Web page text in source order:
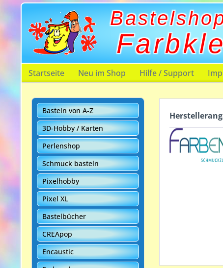
Startseite Neu im Shop Hilfe / Support
Basteln von A-Z
3D-Hobby / Karten
Perlenshop
Schmuck basteln
Pixelhobby
Pixel XL
Bastelbücher
CREApop
Encaustic